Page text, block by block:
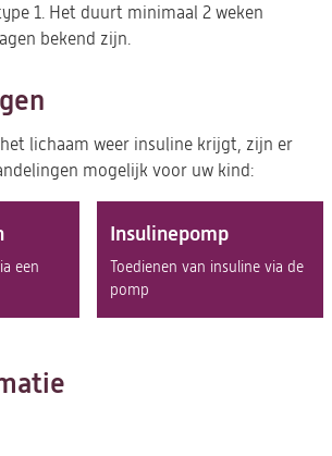
1. Het duurt minimaal 2 weken
bekend zijn.
lichaam weer insuline krijgt, zijn er
mogelijk voor uw kind:
een
Insulinepomp
Toedienen van insuline via de
pomp